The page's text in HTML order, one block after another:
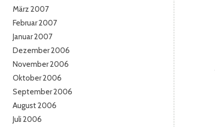
März 2007
Februar 2007
Januar 2007
Dezember 2006
November 2006
Oktober 2006
September 2006
August 2006
Juli 2006